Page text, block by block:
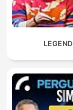
LEGEND